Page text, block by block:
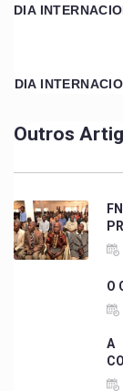
DIA
DIA
Outros
O
A